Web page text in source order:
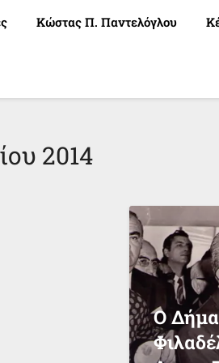
Κώστας Π. Παντελόγλου
2014
Ο